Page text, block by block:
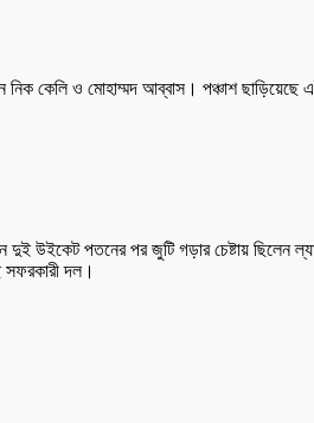
কেলি ও মোহাম্মদ আব্বাস। পঞ্চাশ ছাড়িয়েছে
দুই উইকেট পতনের পর জুটি গড়ার চেষ্টায়
দল।